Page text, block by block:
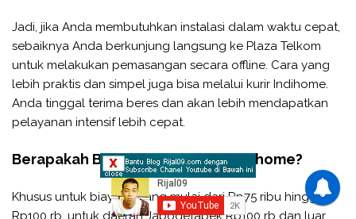
Jadi, jika Anda membutuhkan instalasi dalam waktu cepat,
sebaiknya Anda berkunjung langsung ke Plaza Telkom
untuk melakukan pemasangan secara offline. Cara yang
lebih praktis dan simpel juga bisa melalui kurir Indihome.
Anda tinggal terima beres dan akan lebih mendapatkan
pelayanan intensif lebih cepat.
Berapakah Biaya Pemasangan Indihome?
Khusus untuk biaya pasang mulai dari Rp75 ribu hingga